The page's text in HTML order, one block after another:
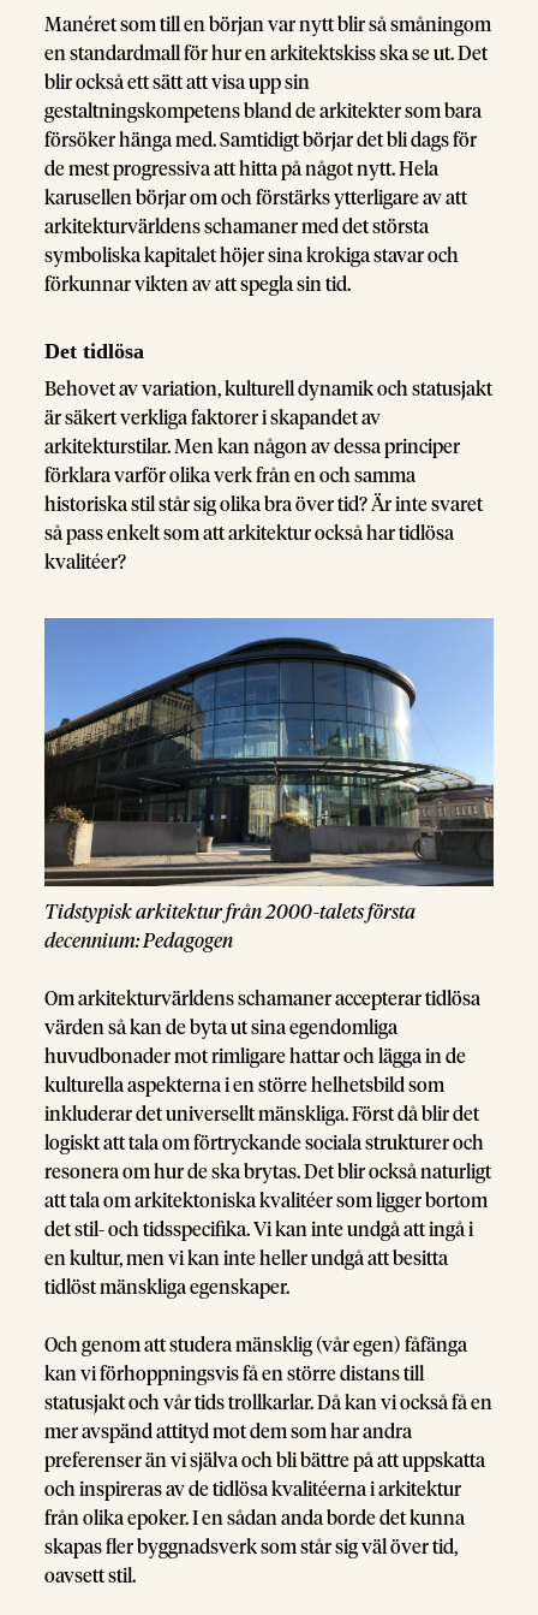
Manéret som till en början var nytt blir så småningom
en standardmall för hur en arkitektskiss ska se ut. Det
blir också ett sätt att visa upp sin
gestaltningskompetens bland de arkitekter som bara
försöker hänga med. Samtidigt börjar det bli dags för
de mest progressiva att hitta på något nytt. Hela
karusellen börjar om och förstärks ytterligare av att
arkitekturvärldens schamaner med det största
symboliska kapitalet höjer sina krokiga stavar och
förkunnar vikten av att spegla sin tid.
Det tidlösa
Behovet av variation, kulturell dynamik och statusjakt
är säkert verkliga faktorer i skapandet av
arkitekturstilar. Men kan någon av dessa principer
förklara varför olika verk från en och samma
historiska stil står sig olika bra över tid? Är inte svaret
så pass enkelt som att arkitektur också har tidlösa
kvalitéer?
Tidstypisk arkitektur från 2000-talets första
decennium: Pedagogen
Om arkitekturvärldens schamaner accepterar tidlösa
värden så kan de byta ut sina egendomliga
huvudbonader mot rimligare hattar och lägga in de
kulturella aspekterna i en större helhetsbild som
inkluderar det universellt mänskliga. Först då blir det
logiskt att tala om förtryckande sociala strukturer och
resonera om hur de ska brytas. Det blir också naturligt
att tala om arkitektoniska kvalitéer som ligger bortom
det stil- och tidsspecifika. Vi kan inte undgå att ingå i
en kultur, men vi kan inte heller undgå att besitta
tidlöst mänskliga egenskaper.
Och genom att studera mänsklig (vår egen) fåfänga
kan vi förhoppningsvis få en större distans till
statusjakt och vår tids trollkarlar. Då kan vi också få en
mer avspänd attityd mot dem som har andra
preferenser än vi själva och bli bättre på att uppskatta
och inspireras av de tidlösa kvalitéerna i arkitektur
från olika epoker. I en sådan anda borde det kunna
skapas fler byggnadsverk som står sig väl över tid,
oavsett stil.